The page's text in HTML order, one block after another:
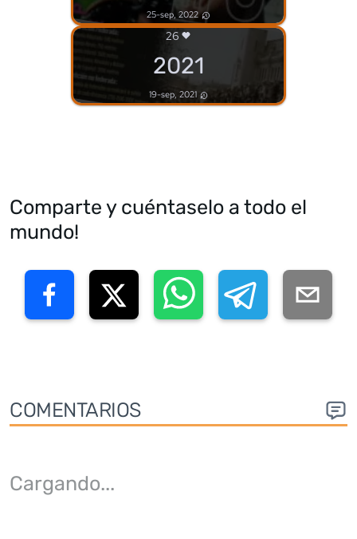
25-sep, 2022
26
2021
19-sep, 2021
Comparte y cuéntaselo a todo el
mundo!
COMENTARIOS
Cargando...